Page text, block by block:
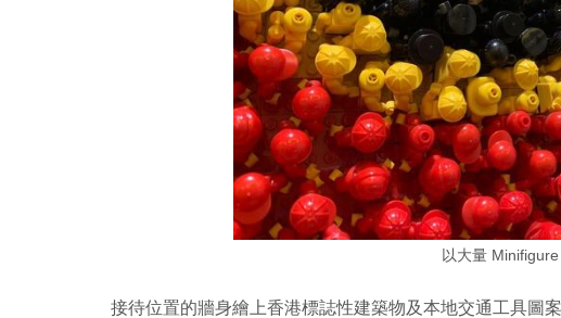
以大量
接待位置的牆身繪上香港標誌性建築物及本地交通工具圖